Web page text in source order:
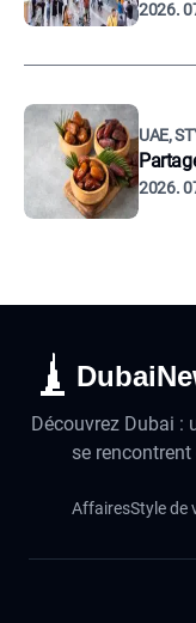
2026.
UAE,
2026.
Découvrez Dubai :
se
AffairesStyle de